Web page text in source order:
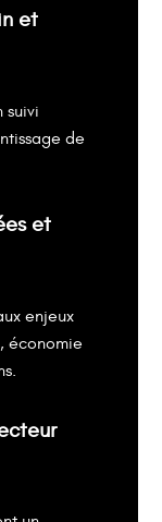
et
suivi
de
et
enjeux
économie